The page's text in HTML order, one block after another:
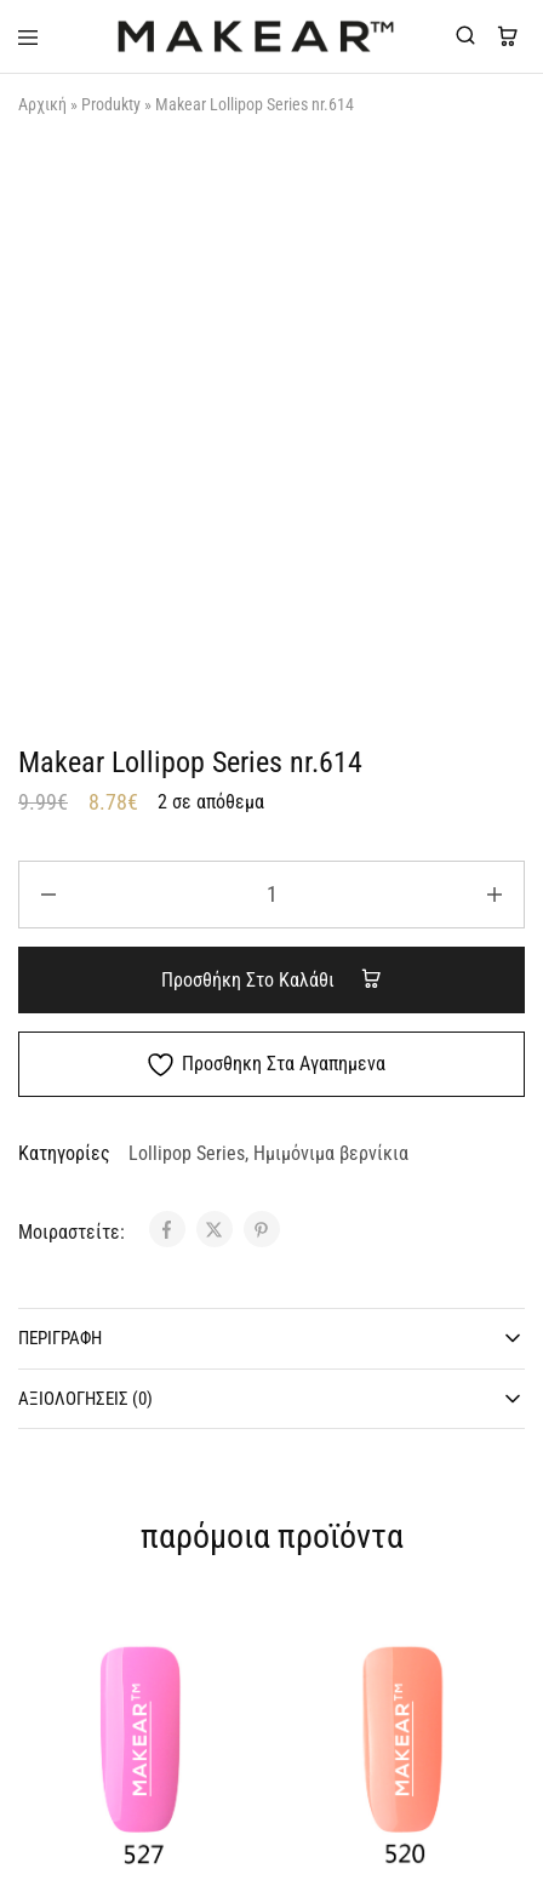
Makear-
Αρχική » Produkty » Makear Lollipop Series nr.614
Makear Lollipop Series nr.614
9.99€ 8.78€ 2 σε απόθεμα
Προσθήκη Στο Καλάθι
Προσθηκη Στα Αγαπημενα
Κατηγορίες Lollipop Series, Ημιμόνιμα βερνίκια
Μοιραστείτε:
ΠΕΡΙΓΡΑΦΉ
ΑΞΙΟΛΟΓΉΣΕΙΣ (0)
παρόμοια προϊόντα